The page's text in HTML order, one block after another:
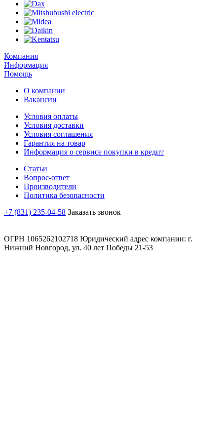
Компания
Информация
Помощь
О компании
Вакансии
Условия оплаты
Условия доставки
Условия соглашения
Гарантия на товар
Информация о сервисе покупки в кредит
Статьи
Вопрос-ответ
Производители
Политика безопасности
+7 (831) 235-04-58 Заказать звонок
ОГРН 1065262102718 Юридический адрес компании: г.
Нижний Новгород, ул. 40 лет Победы 21-53